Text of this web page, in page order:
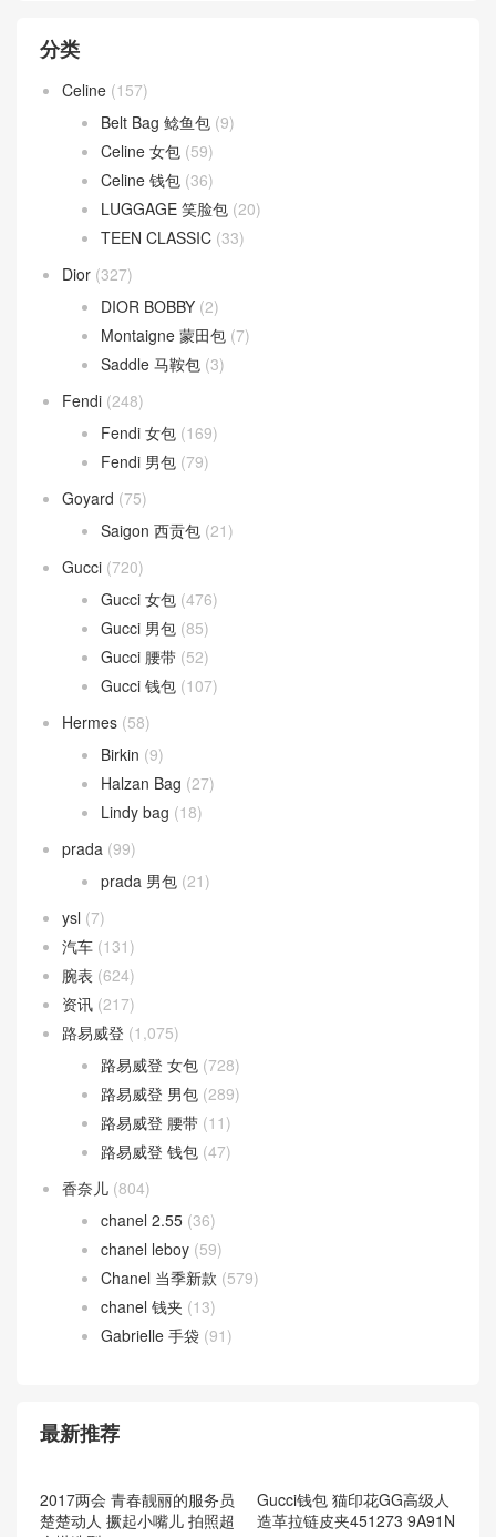
分类
Celine (157)
Belt Bag 鲶鱼包 (9)
Celine 女包 (59)
Celine 钱包 (36)
LUGGAGE 笑脸包 (20)
TEEN CLASSIC (33)
Dior (327)
DIOR BOBBY (2)
Montaigne 蒙田包 (7)
Saddle 马鞍包 (3)
Fendi (248)
Fendi 女包 (169)
Fendi 男包 (79)
Goyard (75)
Saigon 西贡包 (21)
Gucci (720)
Gucci 女包 (476)
Gucci 男包 (85)
Gucci 腰带 (52)
Gucci 钱包 (107)
Hermes (58)
Birkin (9)
Halzan Bag (27)
Lindy bag (18)
prada (99)
prada 男包 (21)
ysl (7)
汽车 (131)
腕表 (624)
资讯 (217)
路易威登 (1,075)
路易威登 女包 (728)
路易威登 男包 (289)
路易威登 腰带 (11)
路易威登 钱包 (47)
香奈儿 (804)
chanel 2.55 (36)
chanel leboy (59)
Chanel 当季新款 (579)
chanel 钱夹 (13)
Gabrielle 手袋 (91)
最新推荐